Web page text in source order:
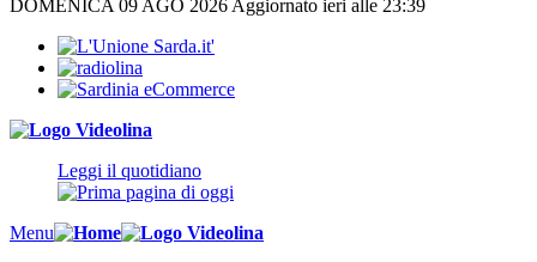
DOMENICA 09 AGO 2026 Aggiornato ieri alle 23:39
Leggi il quotidiano
Menu